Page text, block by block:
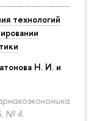
технологий
Н. И. и
№ 4.